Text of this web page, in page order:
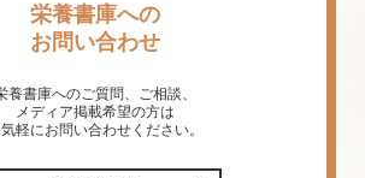
栄養書庫への
お問い合わせ
養書庫へのご質問、ご相談、
メディア掲載希望の方は
軽にお問い合わせください。